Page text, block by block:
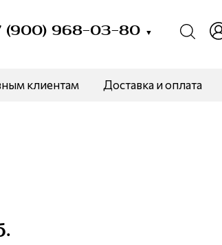
(900) 968-03-80 ▼
клиентам Доставка и оплата